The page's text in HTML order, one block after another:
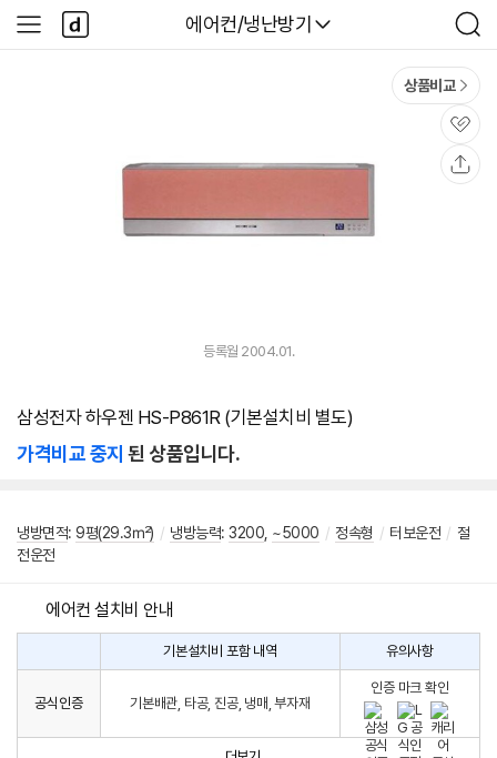
다나와
에어컨/냉난방기
검
색
사
이
다
나
와
상품비교
관
심
등록월 2004.01.
삼성전자 하우젠 HS-P861R (기본설치비 별도)
가격비교 중지 된 상품입니다.
냉방면적: 9평(29.3㎡) / 냉방능력: 3200 ~5000 / 정속형 / 터보운전 / 절
전운전
에어컨 설치비 안내
구
컨
설
기본설치비 포함 내역 유의사항
공식인증 기본배관, 타공, 진공, 냉매, 부자재
인증 마크 확인